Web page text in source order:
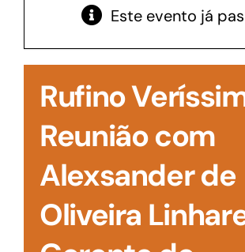
Este evento já
Rufino
Reunião com
Alexsander de
Oliveira